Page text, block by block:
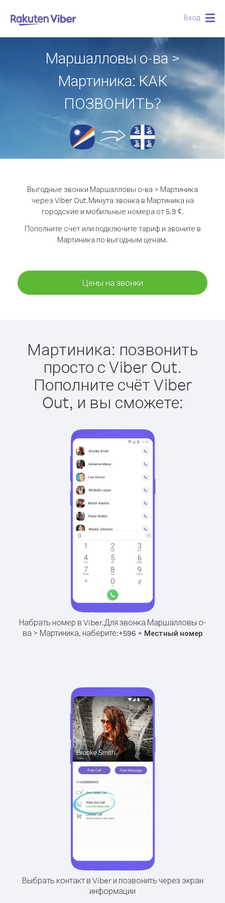
Вход
Маршалловы о-ва >
Мартиника: КАК
ПОЗВОНИТЬ?
Выгодные звонки Маршалловы о-ва > Мартиника
через Viber Out.Минута звонка в Мартиника на
городские и мобильные номера от 5.9 ¢.
Пополните счёт или подключите тариф и звоните в
Мартиника по выгодным ценам.
Цены на звонки
Мартиника: позвонить
просто с Viber Out.
Пополните счёт Viber
Out, и вы сможете:
Набрать номер в Viber.Для звонка Маршалловы о-
ва > Мартиника, наберите:+596 + Местный номер
Выбрать контакт в Viber и позвонить через экран
информации